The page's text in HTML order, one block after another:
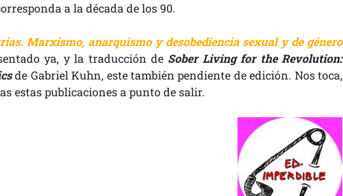
a la década de los 90.
Marxismo, anarquismo y desobediencia sexual y de género
ya, y la traducción de Sober Living for the Revolution:
de Gabriel Kuhn, este también pendiente de edición. Nos toca,
estas publicaciones a punto de salir.